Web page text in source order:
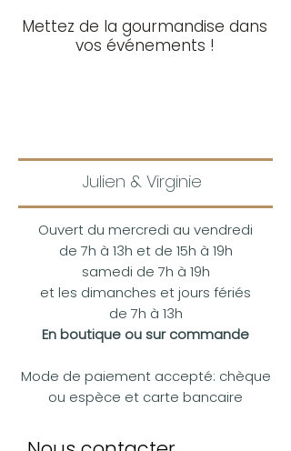
Mettez de la gourmandise dans
vos événements !
Julien & Virginie
Ouvert du mercredi au vendredi
de 7h à 13h et de 15h à 19h
samedi de 7h à 19h
et les dimanches et jours fériés
de 7h à 13h
En boutique ou sur commande
Mode de paiement accepté: chèque
ou espèce et carte bancaire